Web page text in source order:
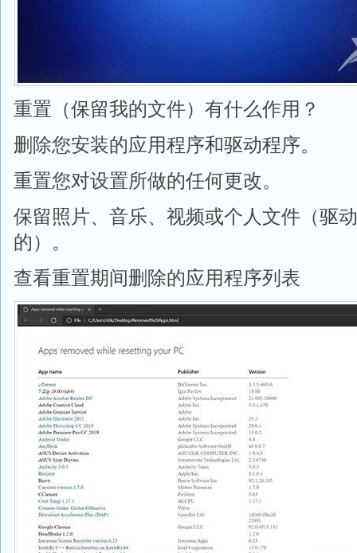
重置（保留我的文件）有什么作用？
删除您安装的应用程序和驱动程序。
重置您对设置所做的任何更改。
保留照片、音乐、视频或个人文件（驱
的）。
查看重置期间删除的应用程序列表